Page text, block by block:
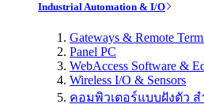
Industrial Automation & I/O
Gateways & Remote
Panel PC
WebAccess Software &
Wireless I/O & Sensors
คอมพิวเตอร์แบบฝังตัว